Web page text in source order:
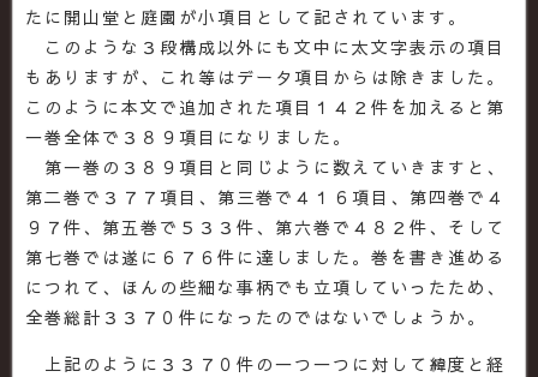
たに開山堂と庭園が小項目として記されています。
このような３段構成以外にも文中に太文字表示の項目
もありますが、これ等はデータ項目からは除きました。
このように本文で追加された項目１４２件を加えると第
一巻全体で３８９項目になりました。
第一巻の３８９項目と同じように数えていきますと、
第二巻で３７７項目、第三巻で４１６項目、第四巻で４
９７件、第五巻で５３３件、第六巻で４８２件、そして
第七巻では遂に６７６件に達しました。巻を書き進める
につれて、ほんの些細な事柄でも立項していったため、
全巻総計３３７０件になったのではないでしょうか。
上記のように３３７０件の一つ一つに対して緯度と経